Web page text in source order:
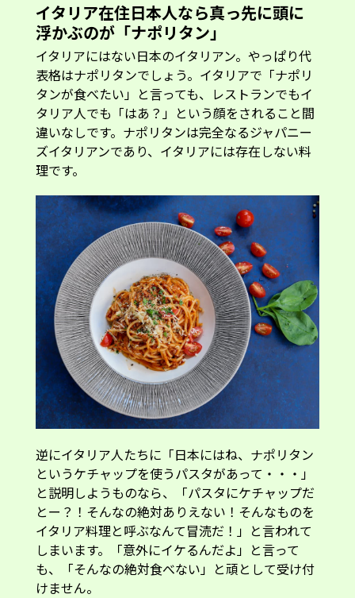
イタリア在住日本人なら真っ先に頭に
浮かぶのが「ナポリタン」
イタリアにはない日本のイタリアン。やっぱり代
表格はナポリタンでしょう。イタリアで「ナポリ
タンが食べたい」と言っても、レストランでもイ
タリア人でも「はあ？」という顔をされること間
違いなしです。ナポリタンは完全なるジャパニー
ズイタリアンであり、イタリアには存在しない料
理です。
逆にイタリア人たちに「日本にはね、ナポリタン
というケチャップを使うパスタがあって・・・」
と説明しようものなら、「パスタにケチャップだ
とー？！そんなの絶対ありえない！そんなものを
イタリア料理と呼ぶなんて冒涜だ！」と言われて
しまいます。「意外にイケるんだよ」と言って
も、「そんなの絶対食べない」と頑として受け付
けません。